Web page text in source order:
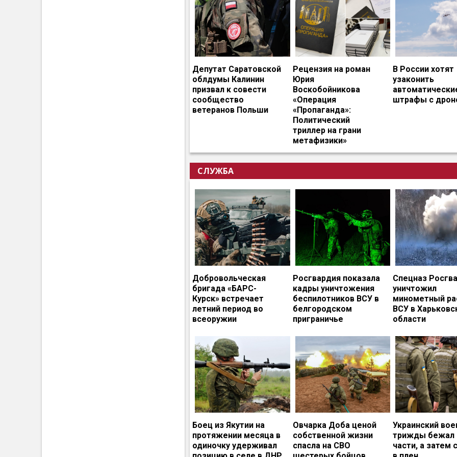
Депутат Саратовской
облдумы Калинин
призвал к совести
сообщество
ветеранов Польши
Рецензия на роман
Юрия
Воскобойникова
«Операция
«Пропаганда»:
Политический
триллер на грани
метафизики»
В России хотят
узаконить
штрафы с
СЛУЖБА
Добровольческая
бригада «БАРС-
Курск» встречает
летний период во
всеоружии
Росгвардия показала
кадры уничтожения
беспилотников ВСУ в
белгородском
приграничье
Спецназ
уничтожил
минометный
ВСУ в
области
Боец из Якутии на
протяжении месяца в
одиночку удерживал
Овчарка Доба ценой
собственной жизни
спасла на СВО
Украинский
трижды бежал
части, а затем